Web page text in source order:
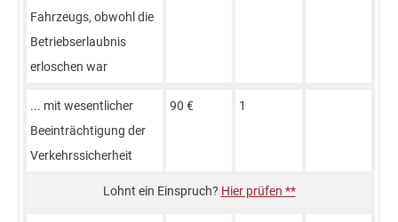
Fahrzeugs, obwohl die
Betriebserlaubnis
erloschen war
... mit wesentlicher
Beeinträchtigung der
Verkehrssicherheit
90 € 1
Hier prüfen **